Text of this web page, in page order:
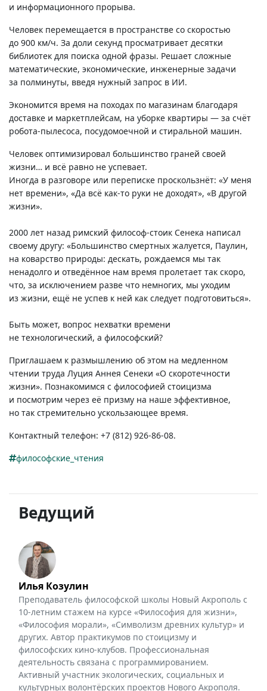
и информационного прорыва.
Человек перемещается в пространстве со скоростью
до 900 км/ч. За доли секунд просматривает десятки
библиотек для поиска одной фразы. Решает сложные
математические, экономические, инженерные задачи
за полминуты, введя нужный запрос в ИИ.
Экономится время на походах по магазинам благодаря
доставке и маркетплейсам, на уборке квартиры — за счёт
робота-пылесоса, посудомоечной и стиральной машин.
Человек оптимизировал большинство граней своей
жизни… и всё равно не успевает.
Иногда в разговоре или переписке проскользнёт: «У меня
нет времени», «Да всё как-то руки не доходят», «В другой
жизни».
2000 лет назад римский философ-стоик Сенека написал
своему другу: «Большинство смертных жалуется, Паулин,
на коварство природы: дескать, рождаемся мы так
ненадолго и отведённое нам время пролетает так скоро,
что, за исключением разве что немногих, мы уходим
из жизни, ещё не успев к ней как следует подготовиться».
Быть может, вопрос нехватки времени
не технологический, а философский?
Приглашаем к размышлению об этом на медленном
чтении труда Луция Аннея Сенеки «О скоротечности
жизни». Познакомимся с философией стоицизма
и посмотрим через её призму на наше эффективное,
но так стремительно ускользающее время.
Контактный телефон: +7 (812) 926-86-08.
философские_чтения
Ведущий
Илья Козулин
Преподаватель философской школы Новый Акрополь с
10-летним стажем на курсе «Философия для жизни»,
«Философия морали», «Символизм древних культур» и
других. Автор практикумов по стоицизму и
философских кино-клубов. Профессиональная
деятельность связана с программированием.
Активный участник экологических, социальных и
культурных волонтёрских проектов Нового Акрополя.